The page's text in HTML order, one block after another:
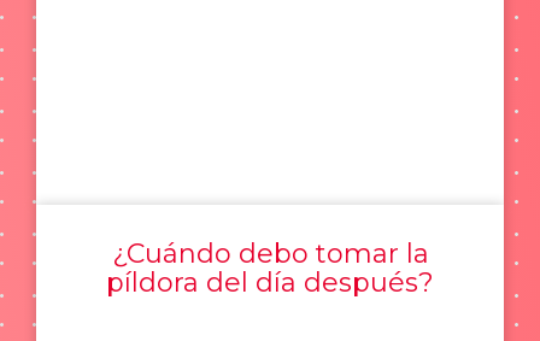
¿Cuándo debo tomar la
píldora del día después?